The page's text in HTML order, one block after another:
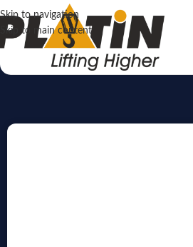
Skip to navigation
Skip to main content